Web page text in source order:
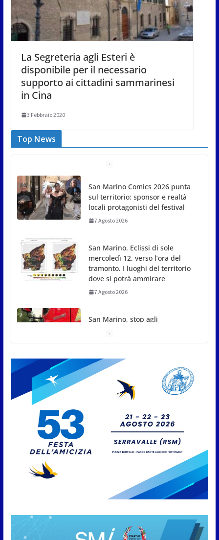
La Segreteria agli Esteri è
disponibile per il necessario
supporto ai cittadini sammarinesi
in Cina
3 Febbraio 2020
Top News
San Marino Comics 2026 punta
sul territorio: sponsor e realtà
locali protagonisti del festival
7 Agosto 2026
San Marino. Eclissi di sole
mercoledì 12, verso l’ora del
tramonto. I luoghi del territorio
dove si potrà ammirare
7 Agosto 2026
San Marino, stop agli
salate
7 Agosto 2026
Caccuri celebra Roberto Sergio:
della città e premio alla carriera
7 Agosto 2026
partnership tra FIFA+ e DAZN